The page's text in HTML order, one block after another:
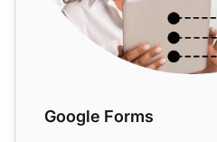
Google Forms